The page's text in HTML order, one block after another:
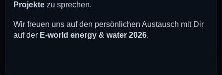
Projekte zu sprechen.
Wir freuen uns auf den persönlichen Austausch mit Dir
auf der E-world energy & water 2026.